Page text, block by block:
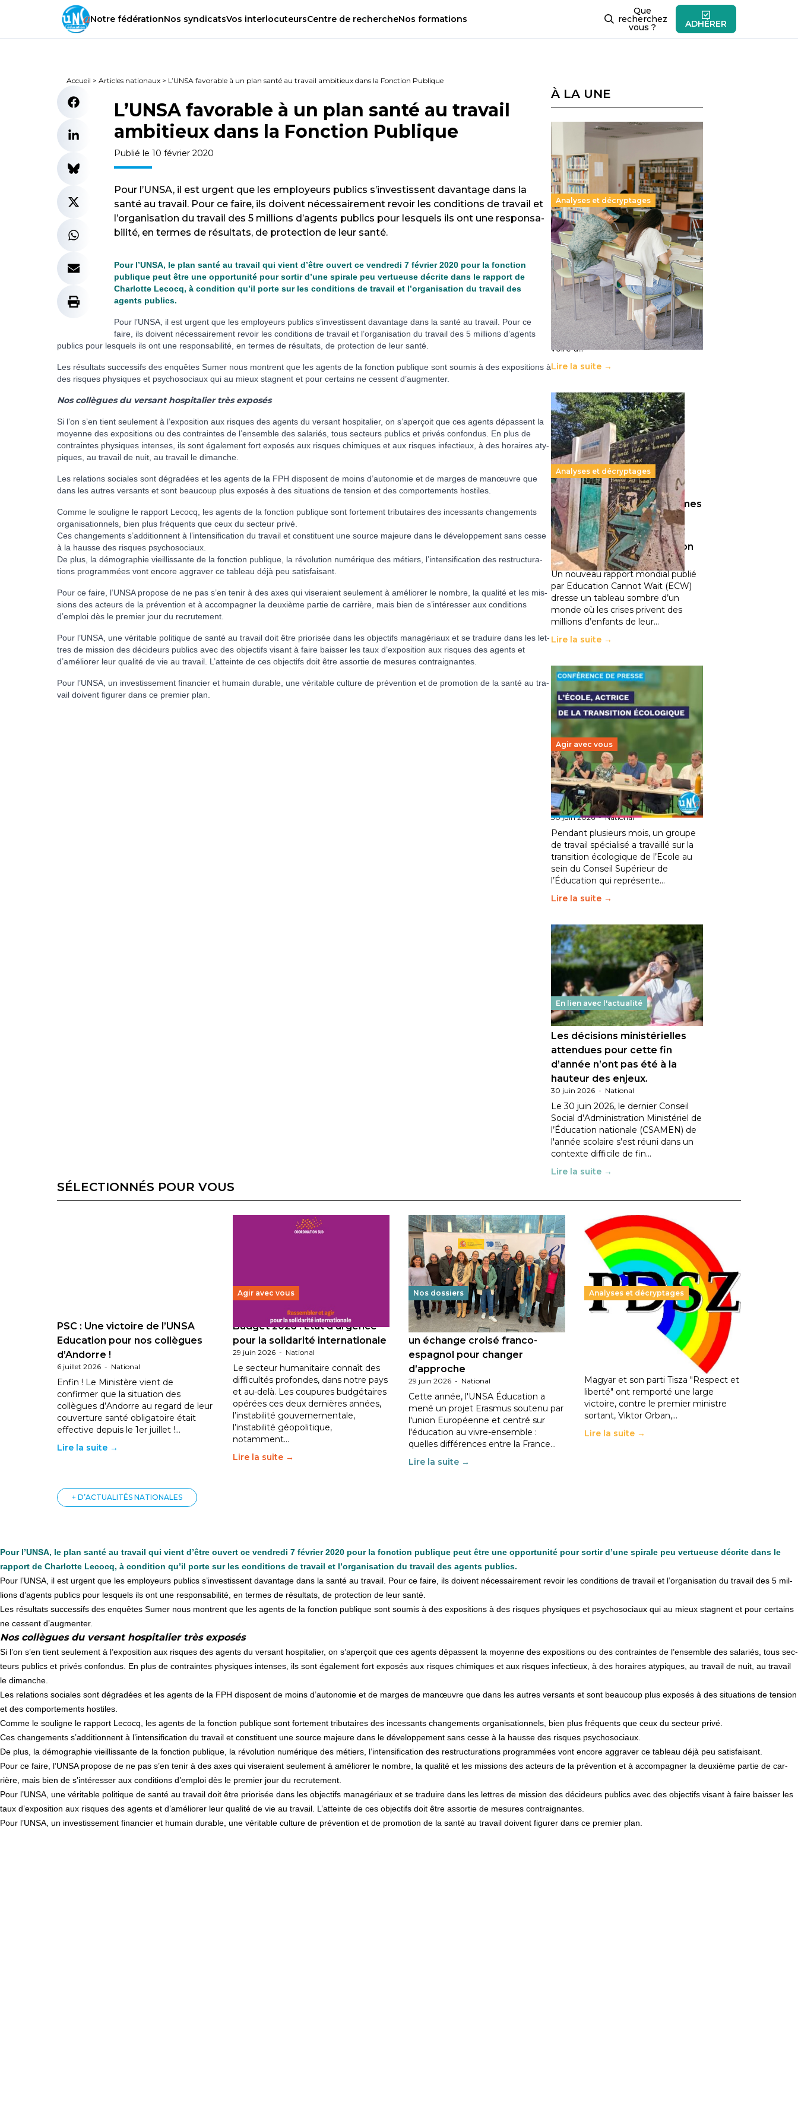
Notre fédérationNos syndicatsVos interlocuteursCentre de rechercheNos formations
Que
recherchez
vous ? ADHÉRER
Accueil > Articles nationaux > L’UNSA favorable à un plan santé au travail ambitieux dans la Fonction Publique
L’UNSA favorable à un plan santé au travail
ambitieux dans la Fonction Publique
Publié le 10 février 2020
Pour l’UNSA, il est urgent que les employeurs publics s’inves­tis­sent davan­tage dans la
santé au tra­vail. Pour ce faire, ils doi­vent néces­sai­re­ment revoir les condi­tions de tra­vail et
l’orga­ni­sa­tion du tra­vail des 5 mil­lions d’agents publics pour les­quels ils ont une res­pon­sa­
bi­lité, en termes de résul­tats, de pro­tec­tion de leur santé.
Pour l’UNSA, le plan santé au travail qui vient d’être ouvert ce vendredi 7 février 2020 pour la fonction
publique peut être une opportunité pour sortir d’une spirale peu vertueuse décrite dans le rapport de
Charlotte Lecocq, à condition qu’il porte sur les conditions de travail et l’organisation du travail des
agents publics.
Pour l’UNSA, il est urgent que les employeurs publics s’inves­tis­sent davan­tage dans la santé au tra­vail. Pour ce
faire, ils doi­vent néces­sai­re­ment revoir les condi­tions de tra­vail et l’orga­ni­sa­tion du tra­vail des 5 mil­lions d’agents
publics pour les­quels ils ont une res­pon­sa­bi­lité, en termes de résul­tats, de pro­tec­tion de leur santé.
Les résul­tats suc­ces­sifs des enquê­tes Sumer nous mon­trent que les agents de la fonc­tion publi­que sont soumis à des expo­si­tions à
des ris­ques phy­si­ques et psy­cho­so­ciaux qui au mieux sta­gnent et pour cer­tains ne ces­sent d’aug­men­ter.
Nos collègues du versant hospitalier très exposés
Si l’on s’en tient seu­le­ment à l’expo­si­tion aux ris­ques des agents du ver­sant hos­pi­ta­lier, on s’aper­çoit que ces agents dépas­sent la
moyenne des expo­si­tions ou des contrain­tes de l’ensem­ble des sala­riés, tous sec­teurs publics et privés confon­dus. En plus de
contrain­tes phy­si­ques inten­ses, ils sont également fort expo­sés aux ris­ques chi­mi­ques et aux ris­ques infec­tieux, à des horai­res aty­
pi­ques, au tra­vail de nuit, au tra­vail le diman­che.
Les rela­tions socia­les sont dégra­dées et les agents de la FPH dis­po­sent de moins d’auto­no­mie et de marges de manœu­vre que
dans les autres ver­sants et sont beau­coup plus expo­sés à des situa­tions de ten­sion et des com­por­te­ments hos­ti­les.
Comme le sou­li­gne le rap­port Lecocq, les agents de la fonc­tion publi­que sont for­te­ment tri­bu­tai­res des inces­sants chan­ge­ments
orga­ni­sa­tion­nels, bien plus fré­quents que ceux du sec­teur privé.
Ces chan­ge­ments s’addi­tion­nent à l’inten­si­fi­ca­tion du tra­vail et cons­ti­tuent une source majeure dans le déve­lop­pe­ment sans cesse
à la hausse des ris­ques psy­cho­so­ciaux.
De plus, la démo­gra­phie vieillis­sante de la fonc­tion publi­que, la révo­lu­tion numé­ri­que des métiers, l’inten­si­fi­ca­tion des restruc­tu­ra­
tions pro­gram­mées vont encore aggra­ver ce tableau déjà peu satis­fai­sant.
Pour ce faire, l’UNSA pro­pose de ne pas s’en tenir à des axes qui vise­raient seu­le­ment à amé­lio­rer le nombre, la qua­lité et les mis­
sions des acteurs de la pré­ven­tion et à accom­pa­gner la deuxième partie de car­rière, mais bien de s’inté­res­ser aux condi­tions
d’emploi dès le pre­mier jour du recru­te­ment.
Pour l’UNSA, une véri­ta­ble poli­ti­que de santé au tra­vail doit être prio­ri­sée dans les objec­tifs mana­gé­riaux et se tra­duire dans les let­
tres de mis­sion des déci­deurs publics avec des objec­tifs visant à faire bais­ser les taux d’expo­si­tion aux ris­ques des agents et
d’amé­lio­rer leur qua­lité de vie au tra­vail. L’atteinte de ces objec­tifs doit être assor­tie de mesu­res contrai­gnan­tes.
Pour l’UNSA, un inves­tis­se­ment finan­cier et humain dura­ble, une véri­ta­ble culture de pré­ven­tion et de pro­mo­tion de la santé au tra­
vail doi­vent figu­rer dans ce pre­mier plan.
À LA UNE
Analyses et décryptages
Supérieur privé : une dérive
qui met à mal la promesse
républicaine
11 juillet 2026- National
Le projet de loi sur la régulation de
l’enseignement supérieur privé met
en lumière l’amplification d’un
système qui relègue l’acte
pédagogique au superfétatoire,
voire à…
Lire la suite →
Analyses et décryptages
258 millions d’enfants victimes
de la guerre, des chocs
climatiques et des
déplacements de population
11 juillet 2026 -National
Un nouveau rapport mondial publié
par Education Cannot Wait (ECW)
dresse un tableau sombre d’un
monde où les crises privent des
millions d’enfants de leur…
Lire la suite →
Agir avec vous
Transition écologique de
l’éducation : l’UNSA Éducation
fait bouger les lignes
30 juin 2026-National
Pendant plusieurs mois, un groupe
de travail spécialisé a travaillé sur la
transition écologique de l’Ecole au
sein du Conseil Supérieur de
l’Éducation qui représente…
Lire la suite →
En lien avec l'actualité
Les décisions ministérielles
attendues pour cette fin
d’année n’ont pas été à la
hauteur des enjeux.
30 juin 2026 - National
Le 30 juin 2026, le dernier Conseil
Social d’Administration Ministériel de
l’Éducation nationale (CSAMEN) de
l'année scolaire s’est réuni dans un
contexte difficile de fin…
Lire la suite →
SÉLECTIONNÉS POUR VOUS
PSC : Une victoire de l’UNSA
Education pour nos collègues
d’Andorre !
6 juillet 2026 - National
Enfin ! Le Ministère vient de
confirmer que la situation des
collègues d’Andorre au regard de leur
couverture santé obligatoire était
effective depuis le 1er juillet !…
Lire la suite →
Agir avec vous
Budget 2026 : État d’urgence
pour la solidarité internationale
29 juin 2026 - National
Le secteur humanitaire connaît des
difficultés profondes, dans notre pays
et au-delà. Les coupures budgétaires
opérées ces deux dernières années,
l’instabilité gouvernementale,
l’instabilité géopolitique,
notamment…
Lire la suite →
Nos dossiers
Éducation au vivre-ensemble :
un échange croisé franco-
espagnol pour changer
d’approche
29 juin 2026 - National
Cette année, l'UNSA Éducation a
mené un projet Erasmus soutenu par
l'union Européenne et centré sur
l'éducation au vivre-ensemble :
quelles différences entre la France…
Lire la suite →
Analyses et décryptages
Hongrie : du changement pour
les politiques éducatives, aussi !
En Hongrie, le conservateur Peter
Magyar et son parti Tisza "Respect et
liberté" ont remporté une large
victoire, contre le premier ministre
sortant, Viktor Orban,…
Lire la suite →
+ D’ACTUALITÉS NATIONALES
Pour l’UNSA, le plan santé au travail qui vient d’être ouvert ce vendredi 7 février 2020 pour la fonction publique peut être une opportunité pour sortir d’une spirale peu vertueuse décrite dans le
rapport de Charlotte Lecocq, à condition qu’il porte sur les conditions de travail et l’organisation du travail des agents publics.
Pour l’UNSA, il est urgent que les employeurs publics s’inves­tis­sent davan­tage dans la santé au tra­vail. Pour ce faire, ils doi­vent néces­sai­re­ment revoir les condi­tions de tra­vail et l’orga­ni­sa­tion du tra­vail des 5 mil­
lions d’agents publics pour les­quels ils ont une res­pon­sa­bi­lité, en termes de résul­tats, de pro­tec­tion de leur santé.
Les résul­tats suc­ces­sifs des enquê­tes Sumer nous mon­trent que les agents de la fonc­tion publi­que sont soumis à des expo­si­tions à des ris­ques phy­si­ques et psy­cho­so­ciaux qui au mieux sta­gnent et pour cer­tains
ne ces­sent d’aug­men­ter.
Nos collègues du versant hospitalier très exposés
Si l’on s’en tient seu­le­ment à l’expo­si­tion aux ris­ques des agents du ver­sant hos­pi­ta­lier, on s’aper­çoit que ces agents dépas­sent la moyenne des expo­si­tions ou des contrain­tes de l’ensem­ble des sala­riés, tous sec­
teurs publics et privés confon­dus. En plus de contrain­tes phy­si­ques inten­ses, ils sont également fort expo­sés aux ris­ques chi­mi­ques et aux ris­ques infec­tieux, à des horai­res aty­pi­ques, au tra­vail de nuit, au tra­vail
le diman­che.
Les rela­tions socia­les sont dégra­dées et les agents de la FPH dis­po­sent de moins d’auto­no­mie et de marges de manœu­vre que dans les autres ver­sants et sont beau­coup plus expo­sés à des situa­tions de ten­sion
et des com­por­te­ments hos­ti­les.
Comme le sou­li­gne le rap­port Lecocq, les agents de la fonc­tion publi­que sont for­te­ment tri­bu­tai­res des inces­sants chan­ge­ments orga­ni­sa­tion­nels, bien plus fré­quents que ceux du sec­teur privé.
Ces chan­ge­ments s’addi­tion­nent à l’inten­si­fi­ca­tion du tra­vail et cons­ti­tuent une source majeure dans le déve­lop­pe­ment sans cesse à la hausse des ris­ques psy­cho­so­ciaux.
De plus, la démo­gra­phie vieillis­sante de la fonc­tion publi­que, la révo­lu­tion numé­ri­que des métiers, l’inten­si­fi­ca­tion des restruc­tu­ra­tions pro­gram­mées vont encore aggra­ver ce tableau déjà peu satis­fai­sant.
Pour ce faire, l’UNSA pro­pose de ne pas s’en tenir à des axes qui vise­raient seu­le­ment à amé­lio­rer le nombre, la qua­lité et les mis­sions des acteurs de la pré­ven­tion et à accom­pa­gner la deuxième partie de car­
rière, mais bien de s’inté­res­ser aux condi­tions d’emploi dès le pre­mier jour du recru­te­ment.
Pour l’UNSA, une véri­ta­ble poli­ti­que de santé au tra­vail doit être prio­ri­sée dans les objec­tifs mana­gé­riaux et se tra­duire dans les let­tres de mis­sion des déci­deurs publics avec des objec­tifs visant à faire bais­ser les
taux d’expo­si­tion aux ris­ques des agents et d’amé­lio­rer leur qua­lité de vie au tra­vail. L’atteinte de ces objec­tifs doit être assor­tie de mesu­res contrai­gnan­tes.
Pour l’UNSA, un inves­tis­se­ment finan­cier et humain dura­ble, une véri­ta­ble culture de pré­ven­tion et de pro­mo­tion de la santé au tra­vail doi­vent figu­rer dans ce pre­mier plan.